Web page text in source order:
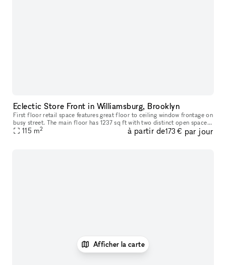
Eclectic Store Front in Williamsburg, Brooklyn
First floor retail space features great floor to ceiling window frontage on
busy street. The main floor has 1237 sq ft with two distinct open spaces
in the front and rear.
115 m2 à partir de173 € par jour
Afficher la carte